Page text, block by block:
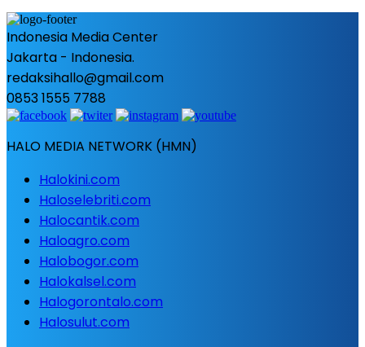
Indonesia Media Center
Jakarta - Indonesia.
redaksihallo@gmail.com
0853 1555 7788
HALO MEDIA NETWORK (HMN)
Halokini.com
Haloselebriti.com
Halocantik.com
Haloagro.com
Halobogor.com
Halokalsel.com
Halogorontalo.com
Halosulut.com